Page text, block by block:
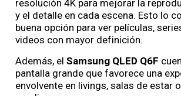
resolución 4K para mejorar la
y el detalle en cada escena. Esto lo
buena opción para ver películas,
videos con mayor definición.
Además, el Samsung QLED Q6F
pantalla grande que favorece una
envolvente en livings, salas de estar